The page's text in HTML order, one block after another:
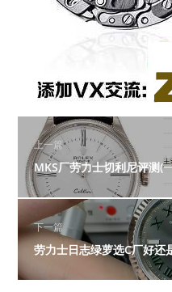
上一篇
MKS厂劳力士切利尼评测(
下一篇
劳力士日志绿萝选C厂好还